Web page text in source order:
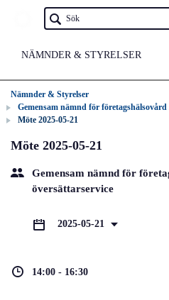
NÄMNDER & STYRELSER
Nämnder & Styrelser
Gemensam nämnd för
Möte 2025-05-21
Möte 2025-05-21
Gemensam nämnd för
översättarservice
2025-05-21
14:00 - 16:30